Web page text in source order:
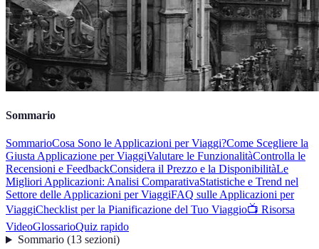
Sommario
SommarioCosa Sono le Applicazioni per Viaggi?Come Scegliere la
Giusta Applicazione per ViaggiValutare le FunzionalitàControlla le
Recensioni e FeedbackConsidera il Prezzo e la DisponibilitàLe
Migliori Applicazioni: Analisi ComparativaStatistiche e Trend nel
Settore delle Applicazioni per ViaggiFAQ sulle Applicazioni per
ViaggiChecklist per la Pianificazione del Tuo Viaggio📺 Risorsa
VideoGlossarioQuiz rapido
Sommario(13 sezioni)